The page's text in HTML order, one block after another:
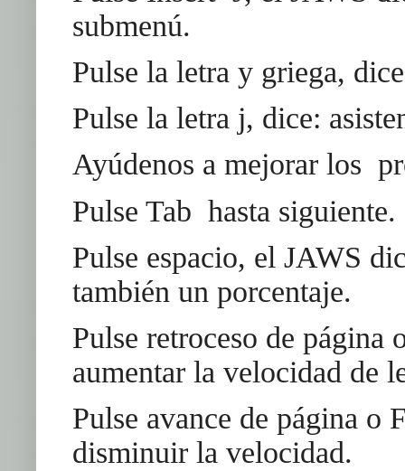
submenú.
Pulse la letra y griega,
Pulse la letra j, dice:
Ayúdenos a mejorar los
Pulse Tab hasta siguiente.
Pulse espacio, el JAWS
también un porcentaje.
Pulse retroceso de página
aumentar la velocidad de
Pulse avance de página o
disminuir la velocidad.